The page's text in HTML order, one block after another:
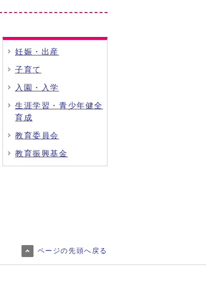
妊娠・出産
子育て
入園・入学
生涯学習・青少年健全
育成
教育委員会
教育振興基金
ページの先頭へ戻る